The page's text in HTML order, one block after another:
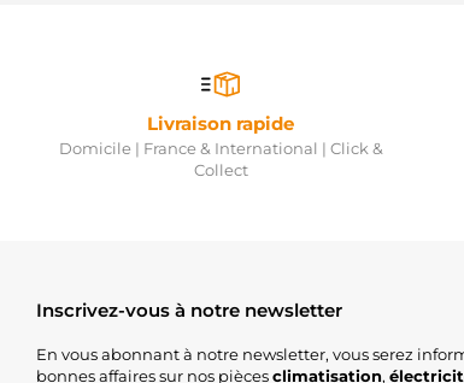
Livraison rapide
Domicile | France & International | Click &
Collect
Inscrivez-vous à notre newsletter
En vous abonnant à notre newsletter, vous serez
bonnes affaires sur nos piècesclimatisation,